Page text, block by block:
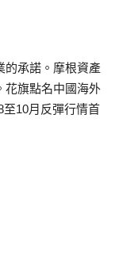
的承諾。摩根資產
花旗點名中國海外
至10月反彈行情首